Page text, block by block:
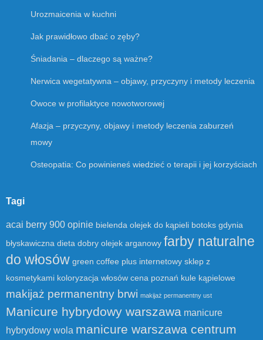
Urozmaicenia w kuchni
Jak prawidłowo dbać o zęby?
Śniadania – dlaczego są ważne?
Nerwica wegetatywna – objawy, przyczyny i metody leczenia
Owoce w profilaktyce nowotworowej
Afazja – przyczyny, objawy i metody leczenia zaburzeń
mowy
Osteopatia: Co powinieneś wiedzieć o terapii i jej korzyściach
Tagi
acai berry 900 opinie bielenda olejek do kąpieli botoks gdynia
błyskawiczna dieta dobry olejek arganowy farby naturalne
do włosów green coffee plus internetowy sklep z
kosmetykami koloryzacja włosów cena poznań kule kąpielowe
makijaż permanentny brwi makijaż permanentny ust
Manicure hybrydowy warszawa manicure
hybrydowy wola manicure warszawa centrum